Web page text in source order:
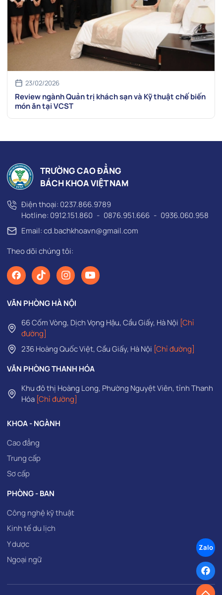
23/02/2026
Review ngành Quản trị khách sạn và Kỹ thuật chế biến
món ăn tại VCST
TRƯỜNG CAO ĐẲNG
BÁCH KHOA VIỆT NAM
Điện thoại: 0237.866.9789
Hotline: 0912.151.860 - 0876.951.666 - 0936.060.958
Email: cd.bachkhoavn@gmail.com
Theo dõi chúng tôi:
VĂN PHÒNG HÀ NỘI
66 Cốm Vòng, Dịch Vọng Hậu, Cầu Giấy, Hà Nội [Chỉ
đường]
236 Hoàng Quốc Việt, Cầu Giấy, Hà Nội [Chỉ đường]
VĂN PHÒNG THANH HÓA
Khu đô thị Hoàng Long, Phường Nguyệt Viên, tỉnh Thanh
Hóa [Chỉ đường]
KHOA - NGÀNH
Cao đẳng
Trung cấp
Sơ cấp
PHÒNG - BAN
Công nghệ kỹ thuật
Kinh tế du lịch
Y dược
Ngoại ngữ
Zalo